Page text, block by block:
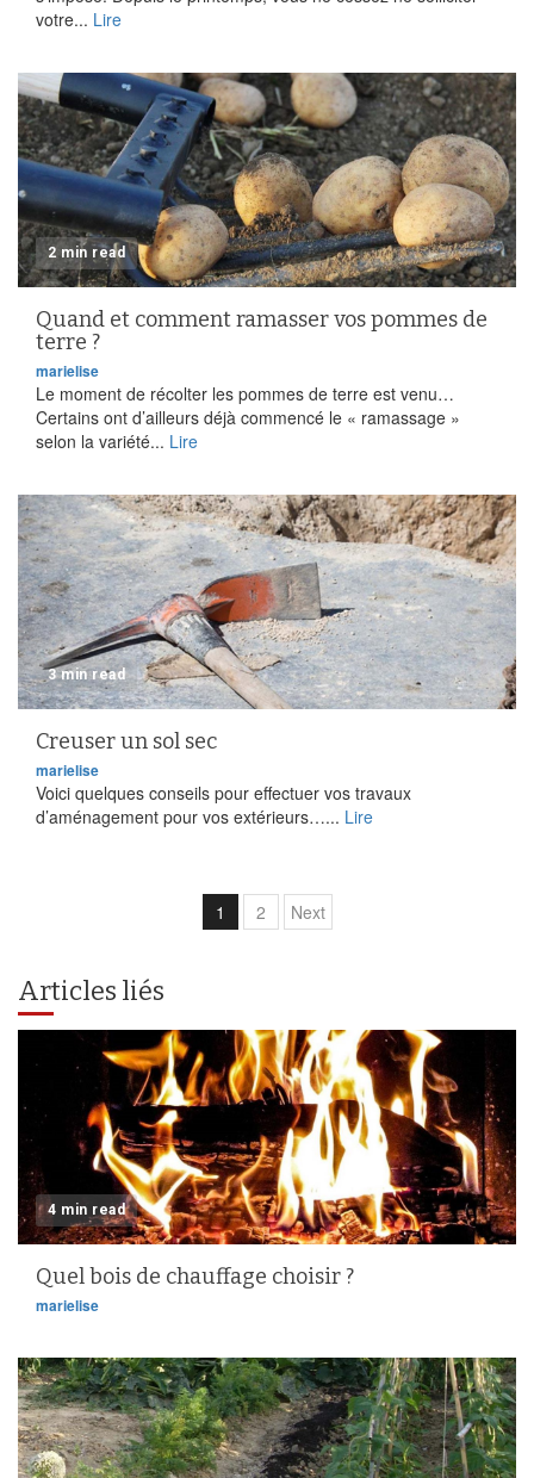
votre... Lire
2 min read
Quand et comment ramasser vos pommes de
terre ?
marielise
Le moment de récolter les pommes de terre est venu…
Certains ont d’ailleurs déjà commencé le « ramassage »
selon la variété... Lire
3 min read
Creuser un sol sec
marielise
Voici quelques conseils pour effectuer vos travaux
d’aménagement pour vos extérieurs…... Lire
Pagination
1 2 Next
Articles liés
4 min read
Quel bois de chauffage choisir ?
marielise